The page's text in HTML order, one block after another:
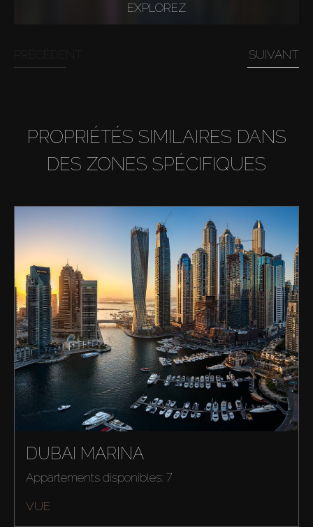
EXPLOREZ
SUIVANT
PROPRIÉTÉS SIMILAIRES DANS
DES ZONES SPÉCIFIQUES
DUBAI MARINA
Appartements disponibles: 7
VUE